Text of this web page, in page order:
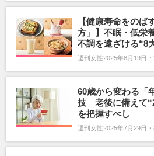
【健康寿命をのば
方」】不眠・低栄
不調を遠ざける“8
週刊女性2025年8月19日
60歳から変わる「
技 老後に備えて
を把握すべし
週刊女性2025年7月29日